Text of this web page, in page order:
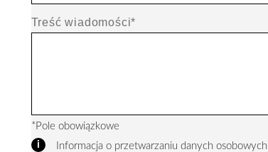
Treść wiadomości*
*Pole obowiązkowe
i
Informacja o przetwarzaniu danych osobowych